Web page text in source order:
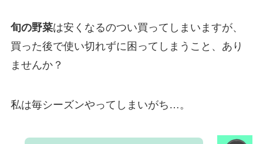
旬の野菜は安くなるのつい買ってしまいますが、
買った後で使い切れずに困ってしまうこと、あり
ませんか？
私は毎シーズンやってしまいがち…。